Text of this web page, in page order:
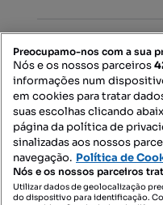
Mapa do Site
Contacte-nos
Preocupamo-nos com a sua
Nós e os nossos parceiros
informações num
em cookies para tratar
suas escolhas clicando
página da política de
sinalizadas aos nossos
navegação. Política de
Nós e os nossos parceiros
Utilizar dados de geolocalização
do dispositivo para identificação.